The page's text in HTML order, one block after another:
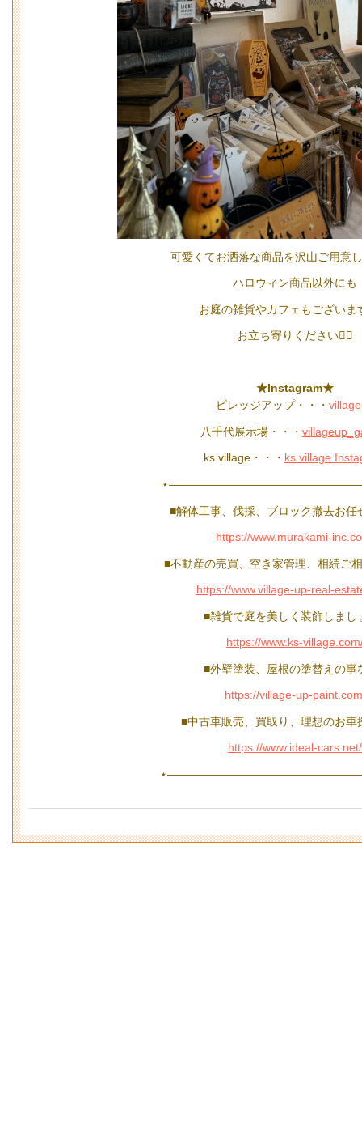
可愛くてお洒落な商品を沢山ご用意
ハロウィン商品以外にも
お庭の雑貨やカフェもございま
お立ち寄りください🙇‍♀️
★Instagram★
ビレッジアップ・・・
八千代展示場・・・
ks village・・・ ks village
■解体工事、伐採、ブロック撤去お任
https://www.murakami-
■不動産の売買、空き家管理、相続ご
https://www.village-up-real-
■雑貨で庭を美しく装飾しまし
https://www.ks-
■外壁塗装、屋根の塗替えの事
https://village-up-
■中古車販売、買取り、理想のお車
https://www.ideal-cars.net/